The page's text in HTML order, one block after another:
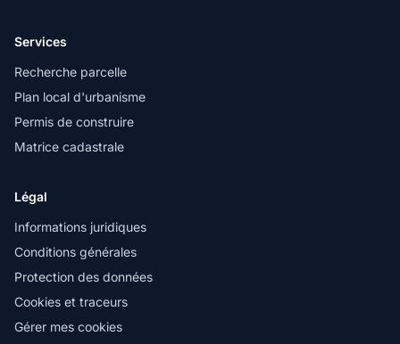
Services
Recherche parcelle
Plan local d'urbanisme
Permis de construire
Matrice cadastrale
Légal
Informations juridiques
Conditions générales
Protection des données
Cookies et traceurs
Gérer mes cookies